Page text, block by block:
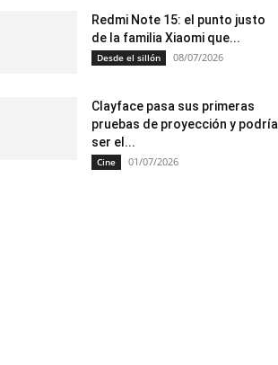
Redmi Note 15: el punto justo
de la familia Xiaomi que...
Desde el sillón 08/07/2026
Clayface pasa sus primeras
pruebas de proyección y podría
ser el...
Cine 01/07/2026